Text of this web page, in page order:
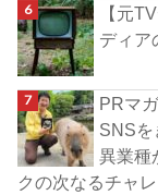
【元
ディア
PRマ
SNSを
異業種
クの次なるチャ